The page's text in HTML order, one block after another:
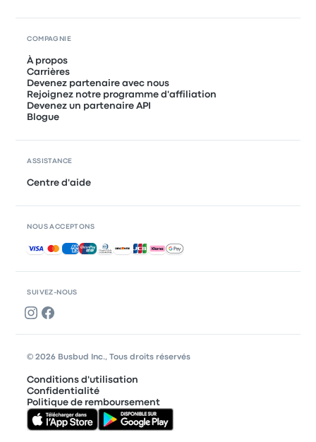
SUIVEZ-NOUS
COMPAGNIE
À propos
Carrières
Devenez partenaire avec nous
Rejoignez notre programme d'affiliation
Devenez un partenaire API
Blogue
ASSISTANCE
Centre d'aide
NOUS ACCEPTONS
Paiements acceptés
© 2026 Busbud Inc., Tous droits réservés
Conditions d'utilisation
Confidentialité
Politique de remboursement